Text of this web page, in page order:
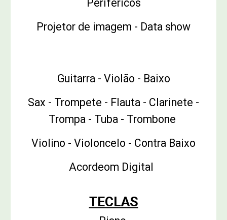
Periféricos
Projetor de imagem - Data show
Guitarra - Violão - Baixo
Sax - Trompete - Flauta - Clarinete -
Trompa - Tuba - Trombone
Violino - Violoncelo - Contra Baixo
Acordeom Digital
TECLAS